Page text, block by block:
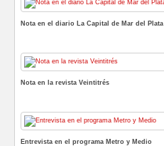
Nota en el diario La Capital de Mar del Plata
Nota en la revista Veintitrés
Entrevista en el programa Metro y Medio